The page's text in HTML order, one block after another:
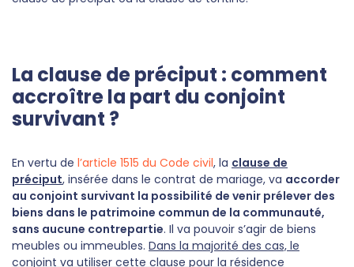
La clause de préciput : comment
accroître la part du conjoint
survivant ?
En vertu de l’article 1515 du Code civil, la clause de
préciput, insérée dans le contrat de mariage, va accorder
au conjoint survivant la possibilité de venir prélever des
biens dans le patrimoine commun de la communauté,
sans aucune contrepartie. Il va pouvoir s’agir de biens
meubles ou immeubles. Dans la majorité des cas, le
conjoint va utiliser cette clause pour la résidence